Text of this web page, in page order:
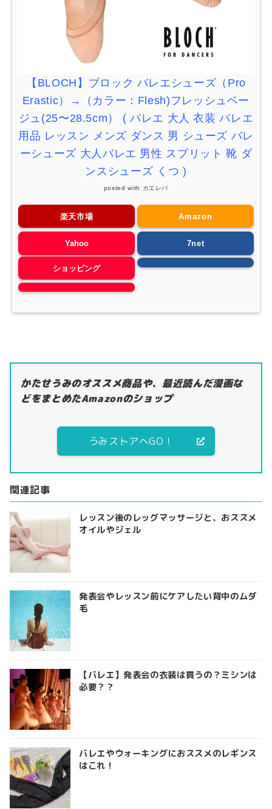
【 BLOCH 】ブロック バレエシューズ（ Pro
Erastic） → （カラー： Flesh) フレッシュベー
ジュ (25〜28.5cm ） ( バレエ 大人 衣装 バレエ
用品 レッスン メンズ ダンス 男 シューズ バレ
ーシューズ 大人バレエ 男性 スプリット 靴 ダ
ンスシューズ くつ )
posted with カエレバ
楽天市場 Amazon
Yahoo
ショッピング
7net
かたせうみのオススメ商品や、最近読んだ漫画な
どをまとめたAmazonのショップ
うみストアへGO！
関連記事
レッスン後のレッグマッサージと、おススメ
オイルやジェル
発表会やレッスン前にケアしたい背中のムダ
毛
【バレエ】発表会の衣装は買うの？ミシンは
必要？？
バレエやウォーキングにおススメのレギンス
はこれ！